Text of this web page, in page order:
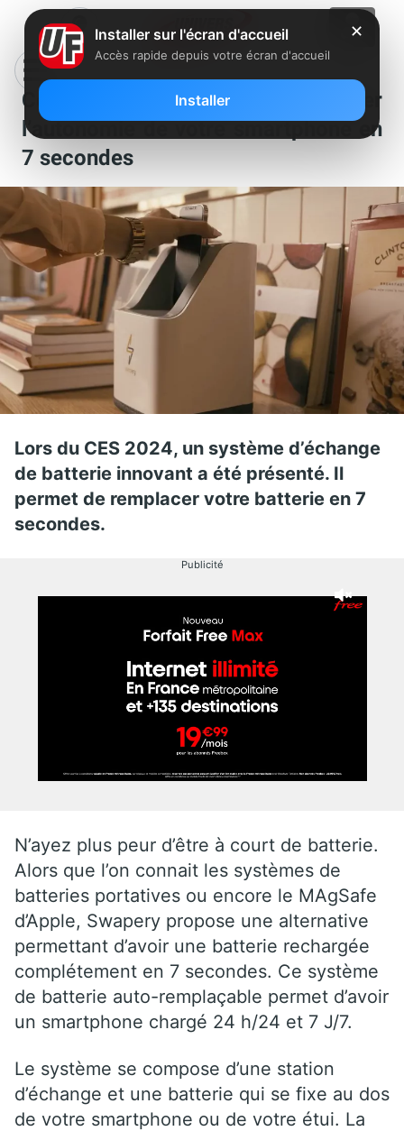
Ce dispositif permet d’allonger
l’autonomie de votre smartphone en
7 secondes
Lors du CES 2024, un système d’échange
de batterie innovant a été présenté. Il
permet de remplacer votre batterie en 7
secondes.
Publicité
N’ayez plus peur d’être à court de batterie.
Alors que l’on connait les systèmes de
batteries portatives ou encore le MAgSafe
d’Apple, Swapery propose une alternative
permettant d’avoir une batterie rechargée
complétement en 7 secondes. Ce système
de batterie auto-remplaçable permet d’avoir
un smartphone chargé 24 h/24 et 7 J/7.
Le système se compose d’une station
d’échange et une batterie qui se fixe au dos
de votre smartphone ou de votre étui. La
✕
Installer sur l'écran d'accueil
Accès rapide depuis votre écran d'accueil
Installer